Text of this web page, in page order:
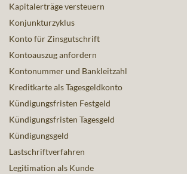
Kapitalerträge versteuern
Konjunkturzyklus
Konto für Zinsgutschrift
Kontoauszug anfordern
Kontonummer und Bankleitzahl
Kreditkarte als Tagesgeldkonto
Kündigungsfristen Festgeld
Kündigungsfristen Tagesgeld
Kündigungsgeld
Lastschriftverfahren
Legitimation als Kunde